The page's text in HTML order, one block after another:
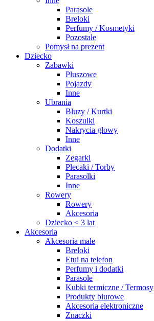
Parasole
Breloki
Perfumy / Kosmetyki
Pozostałe
Pomysł na prezent
Dziecko
Zabawki
Pluszowe
Pojazdy
Inne
Ubrania
Bluzy / Kurtki
Koszulki
Nakrycia głowy
Inne
Dodatki
Zegarki
Plecaki / Torby
Parasolki
Inne
Rowery
Rowery
Akcesoria
Dziecko < 3 lat
Akcesoria
Akcesoria małe
Breloki
Etui na telefon
Perfumy i dodatki
Parasole
Kubki termiczne / Termosy
Produkty biurowe
Akcesoria elektroniczne
Znaczki